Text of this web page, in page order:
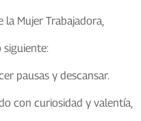
la Mujer Trabajadora,
siguiente:
pausas y descansar.
con curiosidad y valentía,